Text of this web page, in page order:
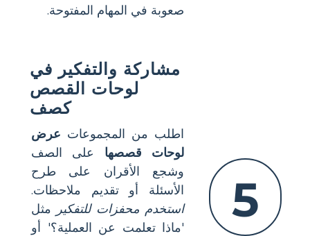
صعوبة في المهام المفتوحة.
5
مشاركة والتفكير في
لوحات القصص
كصف
اطلب من المجموعات عرض
لوحات قصصها على الصف
وشجع الأقران على طرح
الأسئلة أو تقديم ملاحظات.
استخدم محفزات للتفكير مثل
'ماذا تعلمت عن العملية؟' أو